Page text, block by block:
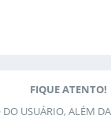
FIQUE ATENTO!
USUÁRIO, ALÉM